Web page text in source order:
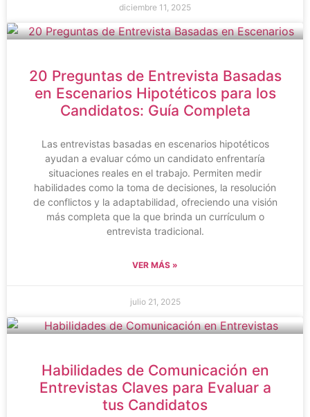
diciembre 11, 2025
20 Preguntas de Entrevista Basadas
en Escenarios Hipotéticos para los
Candidatos: Guía Completa
Las entrevistas basadas en escenarios hipotéticos
ayudan a evaluar cómo un candidato enfrentaría
situaciones reales en el trabajo. Permiten medir
habilidades como la toma de decisiones, la resolución
de conflictos y la adaptabilidad, ofreciendo una visión
más completa que la que brinda un currículum o
entrevista tradicional.
VER MÁS »
julio 21, 2025
Habilidades de Comunicación en
Entrevistas Claves para Evaluar a
tus Candidatos